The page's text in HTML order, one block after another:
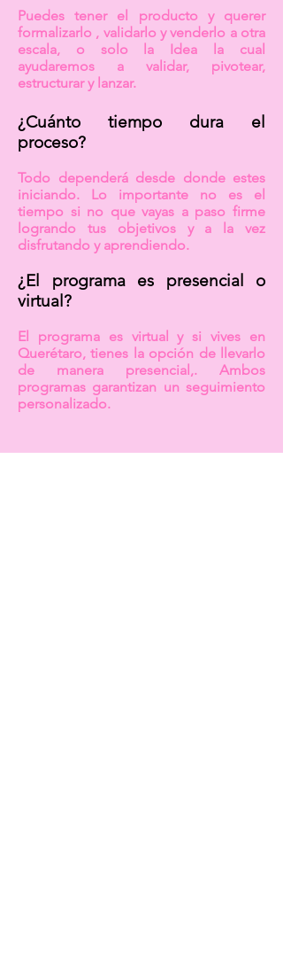
Puedes tener el producto y querer
formalizarlo , validarlo y venderlo a otra
escala, o solo la Idea la cual
ayudaremos a validar, pivotear,
estructurar y lanzar.
¿Cuánto tiempo dura el
proceso?
Todo dependerá desde donde estes
iniciando. Lo importante no es el
tiempo si no que vayas a paso firme
logrando tus objetivos y a la vez
disfrutando y aprendiendo.
¿El programa es presencial o
virtual?
El programa es virtual y si vives en
Querétaro, tienes la opción de llevarlo
de manera presencial,. Ambos
programas garantizan un seguimiento
personalizado.